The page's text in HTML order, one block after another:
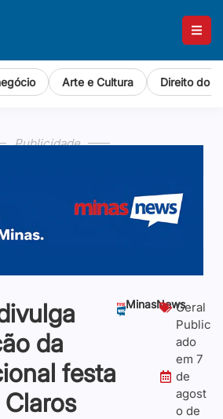
Arte e Cultura Direito do
Publicidade
Publicidade
Publicidade
Publicidade
MinasNewsGeral
Public
ado
em 7
de
agost
o de
da
festa